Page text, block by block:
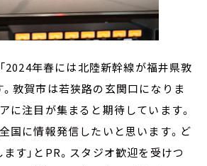
2024年春には北陸新幹線が福井県敦
敦賀市は若狭路の玄関口になりま
に注目が集まると期待しています。
国に情報発信したいと思います。ど
す」とPR。スタジオ歓迎を受けつ